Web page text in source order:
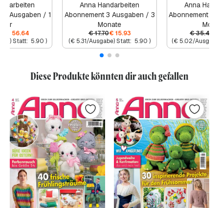
Ausgaben / 1
56.64
Statt: 5.90 )
Anna Handarbeiten
Abonnement 3 Ausgaben / 3
Monate
€17.70€ 15.93
(€ 5.31/Ausgabe) Statt: 5.90 )
Anna
Abonnement 6
€35.40
(€ 5.02/
Diese Produkte könnten dir auch gefallen